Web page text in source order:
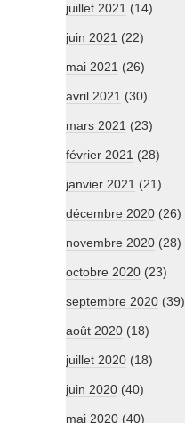
juillet 2021 (14)
juin 2021 (22)
mai 2021 (26)
avril 2021 (30)
mars 2021 (23)
février 2021 (28)
janvier 2021 (21)
décembre 2020 (26)
novembre 2020 (28)
octobre 2020 (23)
septembre 2020 (39)
août 2020 (18)
juillet 2020 (18)
juin 2020 (40)
mai 2020 (40)